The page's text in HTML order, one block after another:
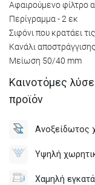
Αφαιρούμενο φίλτρο
Περίγραμμα - 2 εκ
Σιφόνι που κρατάει
Κανάλι
Μείωση 50/40 mm
Καινοτόμες
προϊόν
Ανοξείδωτος
Υψηλή
Χαμηλή